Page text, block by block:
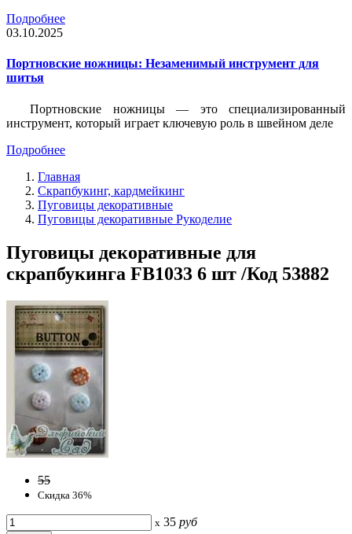
Подробнее
03.10.2025
Портновские ножницы: Незаменимый инструмент для
шитья
Портновские ножницы — это специализированный
инструмент, который играет ключевую роль в швейном деле
Подробнее
Главная
Скрапбукинг, кардмейкинг
Пуговицы декоративные
Пуговицы декоративные Рукоделие
Пуговицы декоративные для
скрапбукинга FB1033 6 шт /Код 53882
55
Скидка 36%
x 35 руб